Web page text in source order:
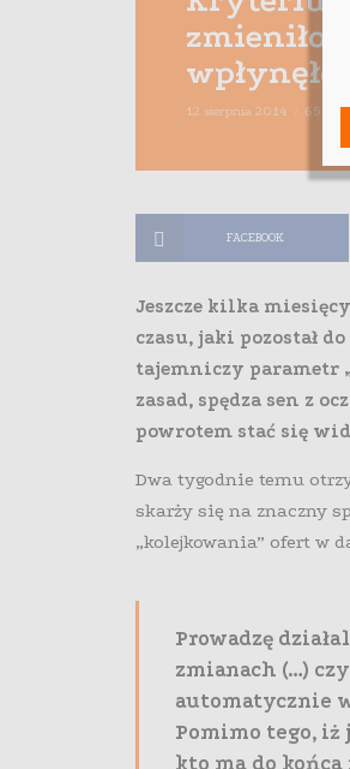
zmieniło
wpłynęło
12 sierpnia 2014 65
FACEBOOK
Jeszcze kilka
czasu, jaki pozostał
tajemniczy parametr
zasad, spędza sen z
powrotem stać się
Dwa tygodnie temu
skarży się na znaczny
„kolejkowania” ofert w
Prowadzę
zmianach (…)
automatycznie
Pomimo tego, iż
kto ma do końca